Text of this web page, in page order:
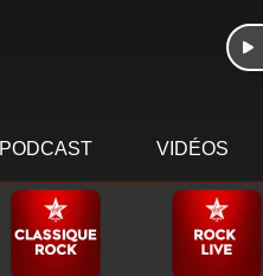
PODCAST VIDÉOS